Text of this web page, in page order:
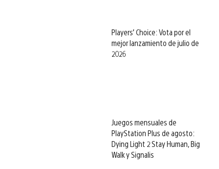
Players’ Choice: Vota por el
mejor lanzamiento de julio de
2026
Juegos mensuales de
PlayStation Plus de agosto:
Dying Light 2 Stay Human, Big
Walk y Signalis